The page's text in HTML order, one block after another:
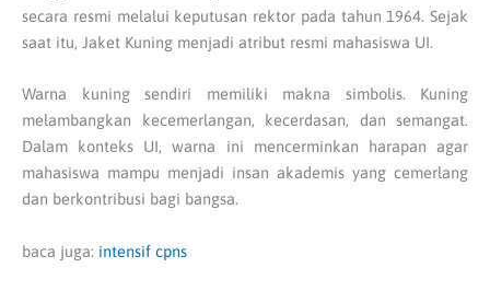
secara resmi melalui keputusan rektor pada tahun 1964. Sejak
saat itu, Jaket Kuning menjadi atribut resmi mahasiswa UI.
Warna kuning sendiri memiliki makna simbolis. Kuning
melambangkan kecemerlangan, kecerdasan, dan semangat.
Dalam konteks UI, warna ini mencerminkan harapan agar
mahasiswa mampu menjadi insan akademis yang cemerlang
dan berkontribusi bagi bangsa.
baca juga: intensif cpns